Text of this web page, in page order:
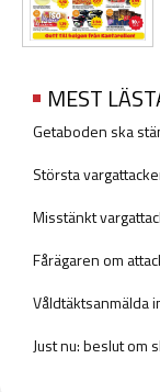
MEST
Getaboden ska
Största
Misstänkt
Fårägaren om
Våldtäktsanmälda
Just nu: beslut om